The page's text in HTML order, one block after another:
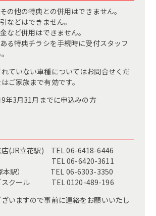
の他の特典との併用はできません。
などはできません。
など併用はできません。
る特典チラシを手続時に受付スタッフ
ていない車種についてはお問合せくだ
ご家族まで有効です。
3月31月までに申込みの方
(JR立花駅) TEL 06-6418-6446
店 TEL 06-6420-3611
本駅） TEL 06-6303-3350
スクール TEL 0120-489-196
いますので事前に連絡をお願いいたし